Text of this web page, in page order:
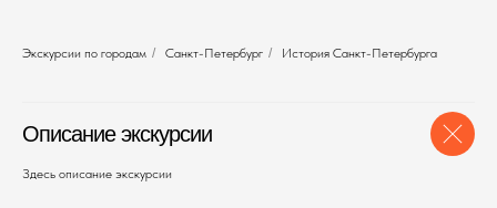
Экскурсии по городам / Санкт-Петербург / История Санкт-Петербурга
Описание экскурсии
Здесь описание экскурсии